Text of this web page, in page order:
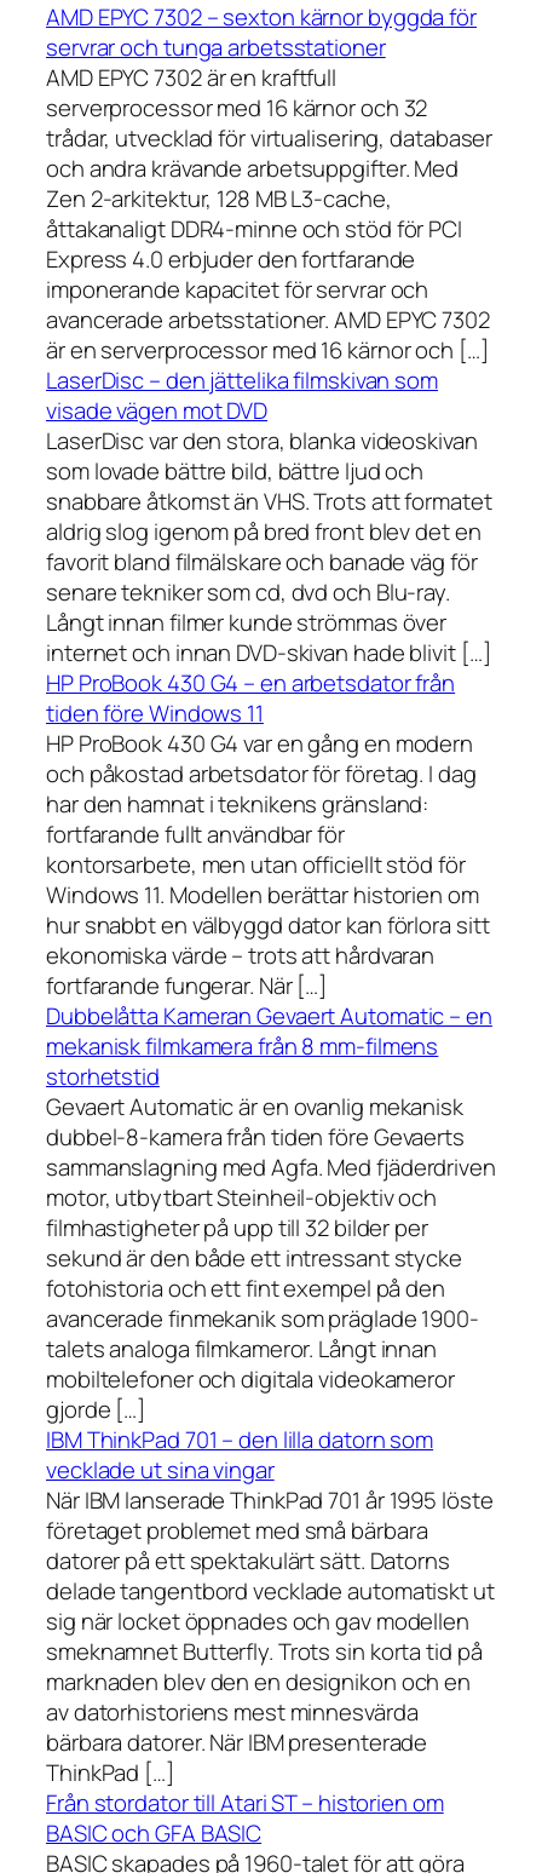
AMD EPYC 7302 – sexton kärnor byggda för
servrar och tunga arbetsstationer
AMD EPYC 7302 är en kraftfull
serverprocessor med 16 kärnor och 32
trådar, utvecklad för virtualisering, databaser
och andra krävande arbetsuppgifter. Med
Zen 2-arkitektur, 128 MB L3-cache,
åttakanaligt DDR4-minne och stöd för PCI
Express 4.0 erbjuder den fortfarande
imponerande kapacitet för servrar och
avancerade arbetsstationer. AMD EPYC 7302
är en serverprocessor med 16 kärnor och […]
LaserDisc – den jättelika filmskivan som
visade vägen mot DVD
LaserDisc var den stora, blanka videoskivan
som lovade bättre bild, bättre ljud och
snabbare åtkomst än VHS. Trots att formatet
aldrig slog igenom på bred front blev det en
favorit bland filmälskare och banade väg för
senare tekniker som cd, dvd och Blu-ray.
Långt innan filmer kunde strömmas över
internet och innan DVD-skivan hade blivit […]
HP ProBook 430 G4 – en arbetsdator från
tiden före Windows 11
HP ProBook 430 G4 var en gång en modern
och påkostad arbetsdator för företag. I dag
har den hamnat i teknikens gränsland:
fortfarande fullt användbar för
kontorsarbete, men utan officiellt stöd för
Windows 11. Modellen berättar historien om
hur snabbt en välbyggd dator kan förlora sitt
ekonomiska värde – trots att hårdvaran
fortfarande fungerar. När […]
Dubbelåtta Kameran Gevaert Automatic – en
mekanisk filmkamera från 8 mm-filmens
storhetstid
Gevaert Automatic är en ovanlig mekanisk
dubbel-8-kamera från tiden före Gevaerts
sammanslagning med Agfa. Med fjäderdriven
motor, utbytbart Steinheil-objektiv och
filmhastigheter på upp till 32 bilder per
sekund är den både ett intressant stycke
fotohistoria och ett fint exempel på den
avancerade finmekanik som präglade 1900-
talets analoga filmkameror. Långt innan
mobiltelefoner och digitala videokameror
gjorde […]
IBM ThinkPad 701 – den lilla datorn som
vecklade ut sina vingar
När IBM lanserade ThinkPad 701 år 1995 löste
företaget problemet med små bärbara
datorer på ett spektakulärt sätt. Datorns
delade tangentbord vecklade automatiskt ut
sig när locket öppnades och gav modellen
smeknamnet Butterfly. Trots sin korta tid på
marknaden blev den en designikon och en
av datorhistoriens mest minnesvärda
bärbara datorer. När IBM presenterade
ThinkPad […]
Från stordator till Atari ST – historien om
BASIC och GFA BASIC
BASIC skapades på 1960-talet för att göra